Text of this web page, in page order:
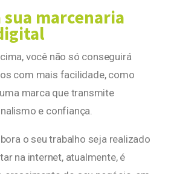
marcenaria
você não só conseguirá
com mais facilidade, como
marca que transmite
e confiança.
o seu trabalho seja realizado
na internet, atualmente, é